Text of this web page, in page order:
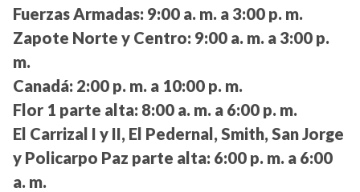
Fuerzas Armadas: 9:00 a. m. a 3:00 p. m.
Zapote Norte y Centro: 9:00 a. m. a 3:00 p.
m.
Canadá: 2:00 p. m. a 10:00 p. m.
Flor 1 parte alta: 8:00 a. m. a 6:00 p. m.
El Carrizal I y II, El Pedernal, Smith, San Jorge
y Policarpo Paz parte alta: 6:00 p. m. a 6:00
a. m.